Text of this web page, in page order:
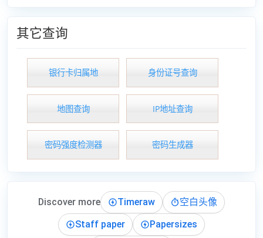
其它查询
银行卡归属地 身份证号查询
地图查询 IP地址查询
密码强度检测器 密码生成器
Discover more Timeraw
空白头像
Staff paper
Papersizes